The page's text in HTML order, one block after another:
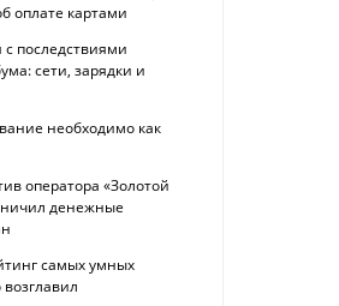
оплате картами
с последствиями
сети, зарядки и
необходимо как
оператора «Золотой
денежные
самых умных
возглавил